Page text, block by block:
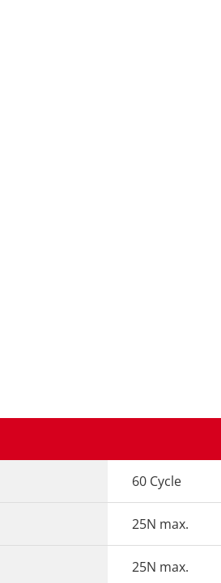
60 Cycle
25N max.
25N max.